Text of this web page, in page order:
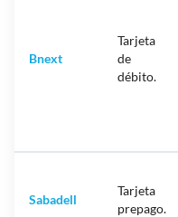
Bnext
Tarjeta
de
débito.
Sabadell
Tarjeta
prepago.